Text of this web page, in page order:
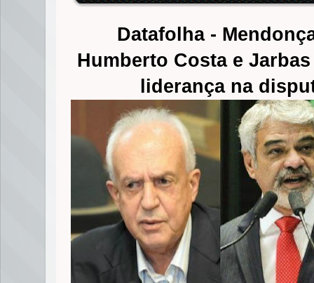
Datafolha -
Humberto Costa e
liderança na